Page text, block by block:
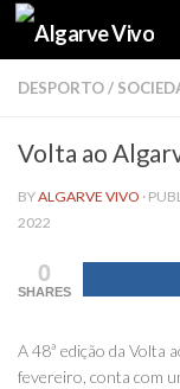
Skip to content
DESPORTO/
Volta ao
BYALGARVE VIVO ·
2022
0
SHARES
A 48ª edição da Volta
fevereiro, conta com